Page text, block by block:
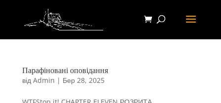
Парафіновані оповідання
від Admin | Бер 28, 2025